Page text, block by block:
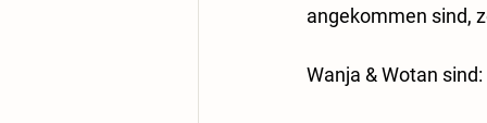
angekommen sind,
Wanja & Wotan sind: